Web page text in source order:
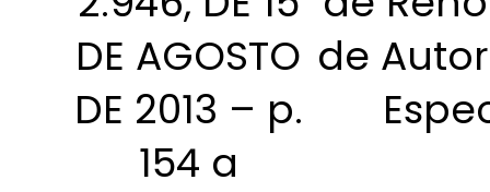
DE AGOSTO
DE 2013 – p.
154 a
de